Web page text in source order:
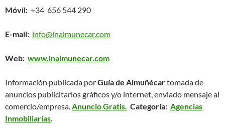
Móvil: +34 656 544 290
E-mail: info@inalmunecar.com
Web: www.inalmunecar.com
Información publicada porGuía de Almuñécartomada de
anuncios publicitarios gráficos y/o internet, enviado mensaje al
comercio/empresa. Anuncio Gratis. Categoría: Agencias
Inmobiliarias